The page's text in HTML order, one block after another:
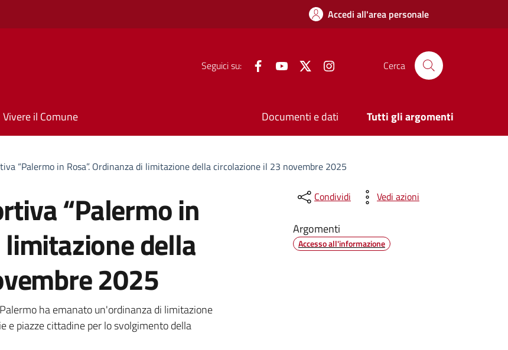
Accedi all'area personale
Seguici su: FacebookYouTube Twitter Cerca
Vivere il Comune Documenti e dati Tutti gli argomenti
“Palermo in Rosa”. Ordinanza di limitazione della circolazione il 23 novembre 2025
“Palermo in
limitazione della
2025
ha emanato un'ordinanza di limitazione
e piazze cittadine per lo svolgimento della
Condividi Vedi azioni
Argomenti
Accesso all'informazione